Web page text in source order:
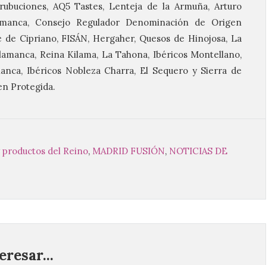
AQ5 Tastes, Lenteja de la Armuña, Arturo
Consejo Regulador Denominación de Origen
Cipriano, FISÁN, Hergaher, Quesos de Hinojosa, La
Reina Kilama, La Tahona, Ibéricos Montellano,
Ibéricos Nobleza Charra, El Sequero y Sierra de
Protegida.
del Reino, MADRID FUSIÓN, NOTICIAS DE